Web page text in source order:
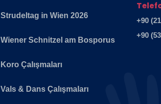
Strudeltag in Wien 2026
Wiener Schnitzel am Bosporus
Koro Çalışmaları
Vals & Dans Çalışmaları
+90
+90